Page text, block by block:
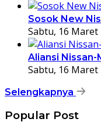
Sosok New
Sabtu, 16 Maret
Aliansi
Sabtu, 16 Maret
Selengkapnya
Popular Post